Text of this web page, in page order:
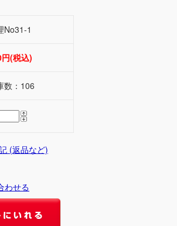
No31-1
(税込)
数：106
(返品など)
わせる